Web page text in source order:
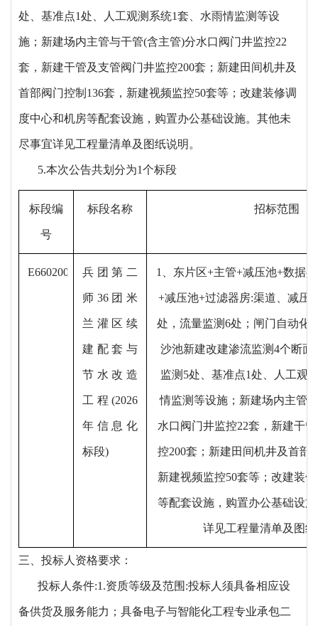
处、基准点1处、人工观测系统1套、水雨情监测等设
施；新建场内主管与干管(含主管)分水口阀门井监控22
套，新建干管及支管阀门井监控200套；新建田间机井及
首部阀门控制136套，新建视频监控50套等；改建装修调
度中心和机房等配套设施，购置办公基础设施。其他未
尽事宜详见工程量清单及图纸说明。
5.本次公告共划分为1个标段
标段编
号
标段名称 招标范围
E6602004006260265001001
兵团第二
师 36团米
兰灌区续
建配套与
节水改造
工程(2026
年 信息化
标段)
1、 东片区+主管+减压池+数据
+减压池+过滤器房:渠道、减压
处，流量监测6处；闸门自动化
沙池新建改建渗流监测4个断面
监测5处、基准点1处、人工观
情监测等设施；新建场内主管
水口阀门井监控22套，新建干
控200套；新建田间机井及首部
新建视频监控50套等；改建装
等配套设施，购置办公基础设
详见工程量清单及图
三、投标人资格要求：
投标人条件:1.资质等级及范围:投标人须具备相应设
备供货及服务能力；具备电子与智能化工程专业承包二